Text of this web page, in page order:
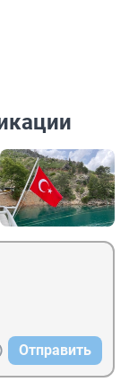
Отправить